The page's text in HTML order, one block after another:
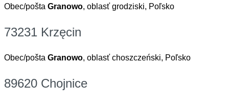
Obec/pošta Granowo, oblasť grodziski, Poľsko
73231 Krzęcin
Obec/pošta Granowo, oblasť choszczeński, Poľsko
89620 Chojnice